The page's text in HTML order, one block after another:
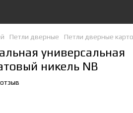
Петли дверные Петли дверные
универсальная
никель NB